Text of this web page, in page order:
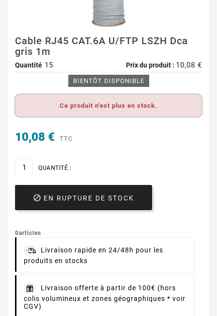
Cable RJ45 CAT.6A U/FTP LSZH Dca
gris 1m
Quantité 15 Prix du produit : 10,08 €
BIENTÔT DISPONIBLE
Ce produit n'est plus en stock.
10,08 € TTC
QUANTITÉ :
 EN RUPTURE DE STOCK
0articles
Livraison rapide en 24/48h pour les
produits en stocks
Livraison offerte à partir de 100€ (hors
colis volumineux et zones géographiques * voir
CGV)